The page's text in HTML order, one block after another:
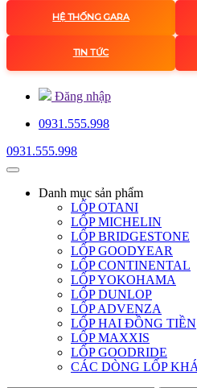
HỆ THỐNG GARA
TIN TỨC
Đăng nhập
0931.555.998
0931.555.998
Danh mục sản phẩm
LỐP OTANI
LỐP MICHELIN
LỐP BRIDGESTONE
LỐP GOODYEAR
LỐP CONTINENTAL
LỐP YOKOHAMA
LỐP DUNLOP
LỐP ADVENZA
LỐP HAI ĐỒNG TIỀN
LỐP MAXXIS
LỐP GOODRIDE
CÁC DÒNG LỐP